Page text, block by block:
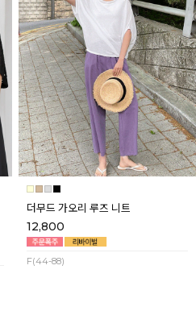
더무드 가오리 루즈 니트
12,800
F(44-88)